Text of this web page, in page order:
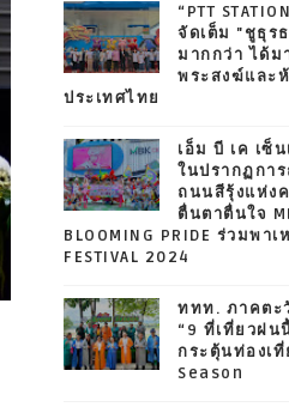
“PTT
จัดเต็ม "ชูธุร
มากกว่า ได้ม
พระสงฆ์และ
ประเทศไทย
เอ็ม บี เค เซ็
ในปรากฏกา
ถนนสีรุ้งแห่ง
ตื่นตาตื่นใจ
BLOOMING PRIDE ร่วมพาเ
FESTIVAL 2024
ททท. ภาคตะ
“9 ที่เที่ยวฝน
กระตุ้นท่องเ
Season